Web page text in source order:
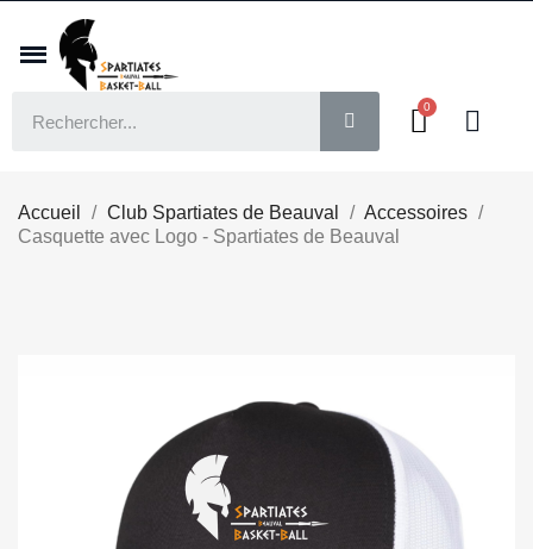
Accueil Club Spartiates de Beauval
Accessoires
Casquette avec Logo - Spartiates de Beauval